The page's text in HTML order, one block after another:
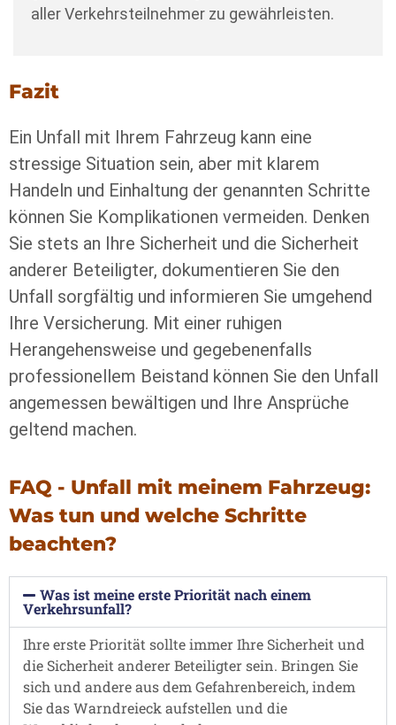
aller Verkehrsteilnehmer zu gewährleisten.
Fazit
Ein Unfall mit Ihrem Fahrzeug kann eine
stressige Situation sein, aber mit klarem
Handeln und Einhaltung der genannten Schritte
können Sie Komplikationen vermeiden. Denken
Sie stets an Ihre Sicherheit und die Sicherheit
anderer Beteiligter, dokumentieren Sie den
Unfall sorgfältig und informieren Sie umgehend
Ihre Versicherung. Mit einer ruhigen
Herangehensweise und gegebenenfalls
professionellem Beistand können Sie den Unfall
angemessen bewältigen und Ihre Ansprüche
geltend machen.
FAQ - Unfall mit meinem Fahrzeug:
Was tun und welche Schritte
beachten?
Was ist meine erste Priorität nach einem
Verkehrsunfall?
Ihre erste Priorität sollte immer Ihre Sicherheit und
die Sicherheit anderer Beteiligter sein. Bringen Sie
sich und andere aus dem Gefahrenbereich, indem
Sie das Warndreieck aufstellen und die